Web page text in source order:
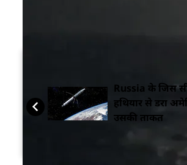
Russia के जिस
हथियार से डरा
उसकी ताकत